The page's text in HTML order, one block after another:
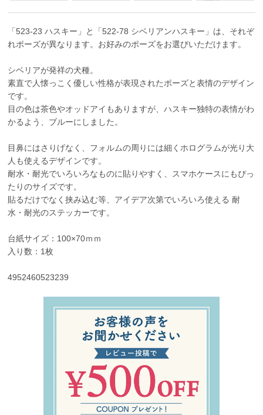
「523-23 ハスキー」と「522-78 シベリアンハスキー」は、それぞ
れポーズが異なります。お好みのポーズをお選びいただけます。
シベリアが発祥の犬種。
素直で人懐っこく優しい性格が表現されたポーズと表情のデザイン
です。
目の色は茶色やオッドアイもありますが、ハスキー独特の表情がわ
かるよう、ブルーにしました。
目鼻にはさりげなく、フォルムの周りには細くホログラムが光り大
人も使えるデザインです。
耐水・耐光でいろいろなものに貼りやすく、スマホケースにもぴっ
たりのサイズです。
貼るだけでなく挟み込む等、アイデア次第でいろいろ使える 耐
水・耐光のステッカーです。
台紙サイズ：100×70ｍｍ
入り数：1枚
4952460523239